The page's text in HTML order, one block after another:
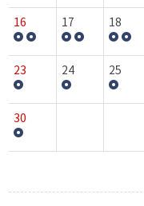
16 17 18
23 24 25
30